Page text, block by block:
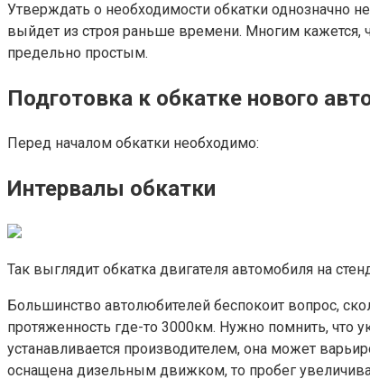
Утверждать о необходимости обкатки однозначно
выйдет из строя раньше времени. Многим кажется,
предельно простым.
Подготовка к обкатке нового
Перед началом обкатки необходимо:
Интервалы обкатки
Так выглядит обкатка двигателя автомобиля на
Большинство автолюбителей беспокоит вопрос,
протяженность где-то 3000км. Нужно помнить, что
устанавливается производителем, она может
оснащена дизельным движком, то пробег